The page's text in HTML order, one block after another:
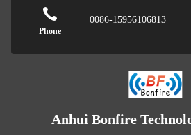
Phone
0086-15956106813
Anhui Bonfire